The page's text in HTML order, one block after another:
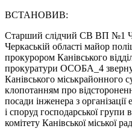
ВСТАНОВИВ:
Старший слідчий СВ ВП №1
Черкаській області майор
прокурором Канівського
прокуратури ОСОБА_4
Канівського міськрайонного
клопотанням про
посади інженера з організації
і споруд господарської групи
комітету Канівської міської